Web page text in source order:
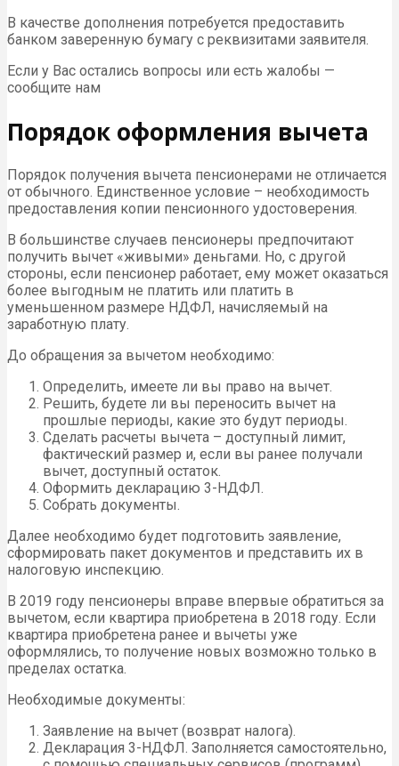
В качестве дополнения потребуется предоставить
банком заверенную бумагу с реквизитами заявителя.
Если у Вас остались вопросы или есть жалобы —
сообщите нам
Порядок оформления вычета
Порядок получения вычета пенсионерами не отличается
от обычного. Единственное условие – необходимость
предоставления копии пенсионного удостоверения.
В большинстве случаев пенсионеры предпочитают
получить вычет «живыми» деньгами. Но, с другой
стороны, если пенсионер работает, ему может оказаться
более выгодным не платить или платить в
уменьшенном размере НДФЛ, начисляемый на
заработную плату.
До обращения за вычетом необходимо:
Определить, имеете ли вы право на вычет.
Решить, будете ли вы переносить вычет на
прошлые периоды, какие это будут периоды.
Сделать расчеты вычета – доступный лимит,
фактический размер и, если вы ранее получали
вычет, доступный остаток.
Оформить декларацию 3-НДФЛ.
Собрать документы.
Далее необходимо будет подготовить заявление,
сформировать пакет документов и представить их в
налоговую инспекцию.
В 2019 году пенсионеры вправе впервые обратиться за
вычетом, если квартира приобретена в 2018 году. Если
квартира приобретена ранее и вычеты уже
оформлялись, то получение новых возможно только в
пределах остатка.
Необходимые документы:
Заявление на вычет (возврат налога).
Декларация 3-НДФЛ. Заполняется самостоятельно,